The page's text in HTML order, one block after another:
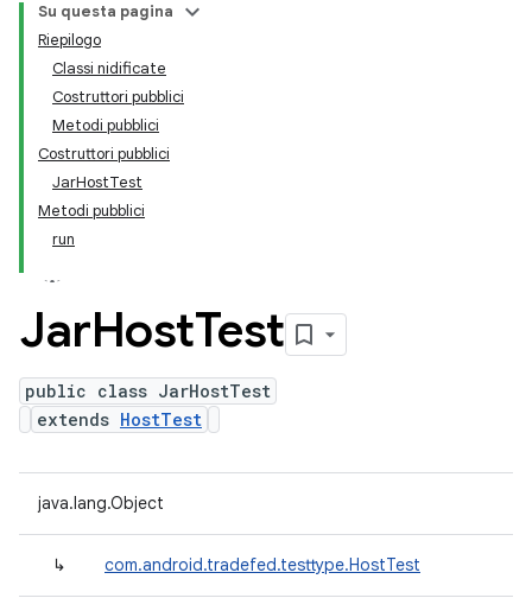
Su questa pagina
Riepilogo
Classi nidificate
Costruttori pubblici
Metodi pubblici
Costruttori pubblici
JarHostTest
Metodi pubblici
run
JarHostTest
public class JarHostTest
extends HostTest
java.lang.Object
↳ com.android.tradefed.testtype.HostTest